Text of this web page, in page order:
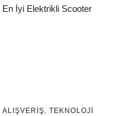
En İyi Elektrikli Scooter
ALIŞVERIŞ, TEKNOLOJI